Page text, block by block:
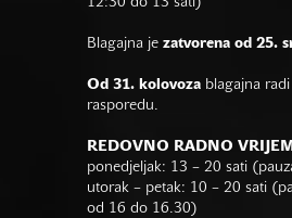
12:30 do 13 sati)
Blagajna je zatvorena od 25.
Od 31. kolovoza blagajna
rasporedu.
REDOVNO RADNO
ponedjeljak: 13 – 20 sati
utorak – petak: 10 – 20 sati
od 16 do 16.30)